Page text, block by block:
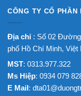
CÔNG TY CỔ
Địa chỉ : Số 02
phố Hồ Chí Minh, Việt
MST: 0313.977.322
Ms Hiệp: 0934 079
E Mail: